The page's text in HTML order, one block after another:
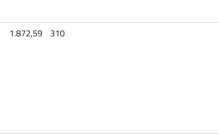
1.872,59 310